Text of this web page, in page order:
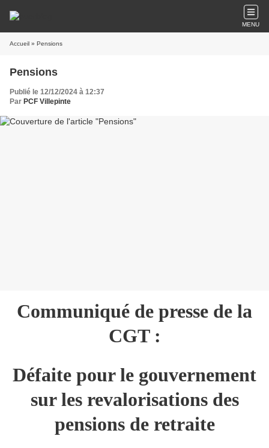
MENU
Accueil » Pensions
Pensions
Publié le 12/12/2024 à 12:37
Par PCF Villepinte
Communiqué de presse de la
CGT :
Défaite pour le gouvernement
sur les revalorisations des
pensions de retraite